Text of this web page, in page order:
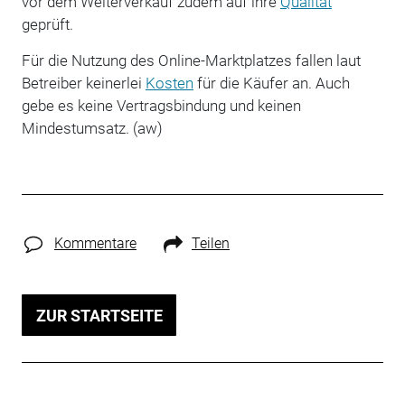
geprüft.
Für die Nutzung des Online-Marktplatzes fallen laut
Betreiber keinerlei Kosten für die Käufer an. Auch
gebe es keine Vertragsbindung und keinen
Mindestumsatz. (aw)
Kommentare Teilen
ZUR STARTSEITE